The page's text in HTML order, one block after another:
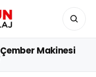
Makinesi